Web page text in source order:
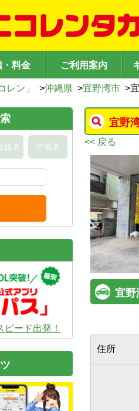
・料金 ご利用案内
レン」 >沖縄県 >宜野湾市 >
宜野
<< 戻る
宜野
住所
線名 空港名
ード出発！